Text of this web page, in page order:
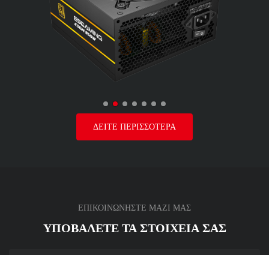
ΔΕΙΤΕ ΠΕΡΙΣΣΟΤΕΡΑ
ΕΠΙΚΟΙΝΩΝΗΣΤΕ ΜΑΖΙ ΜΑΣ
ΥΠΟΒΆΛΕΤΕ ΤΑ ΣΤΟΙΧΕΊΑ ΣΑΣ